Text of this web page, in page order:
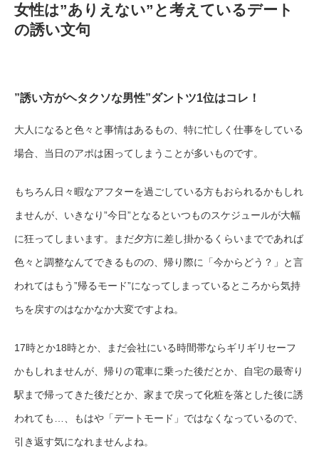
女性は”ありえない”と考えているデート
の誘い文句
”誘い方がヘタクソな男性”ダントツ1位はコレ！
大人になると色々と事情はあるもの、特に忙しく仕事をしている
場合、当日のアポは困ってしまうことが多いものです。
もちろん日々暇なアフターを過ごしている方もおられるかもしれ
ませんが、いきなり”今日”となるといつものスケジュールが大幅
に狂ってしまいます。まだ夕方に差し掛かるくらいまでであれば
色々と調整なんてできるものの、帰り際に「今からどう？」と言
われてはもう”帰るモード”になってしまっているところから気持
ちを戻すのはなかなか大変ですよね。
17時とか18時とか、まだ会社にいる時間帯ならギリギリセーフ
かもしれませんが、帰りの電車に乗った後だとか、自宅の最寄り
駅まで帰ってきた後だとか、家まで戻って化粧を落とした後に誘
われても…、もはや「デートモード」ではなくなっているので、
引き返す気になれませんよね。